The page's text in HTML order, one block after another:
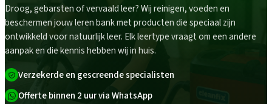
Droog, gebarsten of vervaald leer? Wij reinigen, voeden en
beschermen jouw leren bank met producten die speciaal zijn
ontwikkeld voor natuurlijk leer. Elk leertype vraagt om een andere
aanpak en die kennis hebben wij in huis.
Verzekerde en gescreende specialisten
Offerte binnen 2 uur via WhatsApp